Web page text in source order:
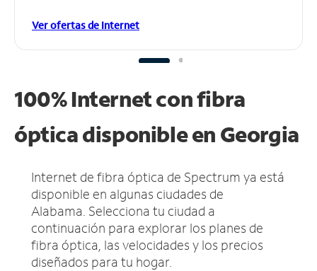
Ver ofertas de Internet
100% Internet con fibra
óptica disponible en Georgia
Internet de fibra óptica de Spectrum ya está
disponible en algunas ciudades de
Alabama. Selecciona tu ciudad a
continuación para explorar los planes de
fibra óptica, las velocidades y los precios
diseñados para tu hogar.